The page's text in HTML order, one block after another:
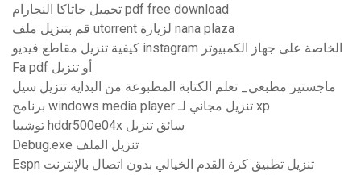
تحميل جاثاكا النجارام pdf free download
قم بتنزيل ملف utorrent لزيارة nana plaza
كيفية تنزيل مقاطع فيديو instagram الخاصة على جهاز الكمبيوتر
Fa pdf أو تنزيل
ماجستير مطبعي_ تعلم الكتابة المطبوعة من البداية تنزيل سيل
برنامج windows media player تنزيل مجاني لـ xp
توشيبا hddr500e04x سائق تنزيل
Debug.exe تنزيل الملف
Espn تنزيل تطبيق كرة القدم الخيالي بدون اتصال بالإنترنت